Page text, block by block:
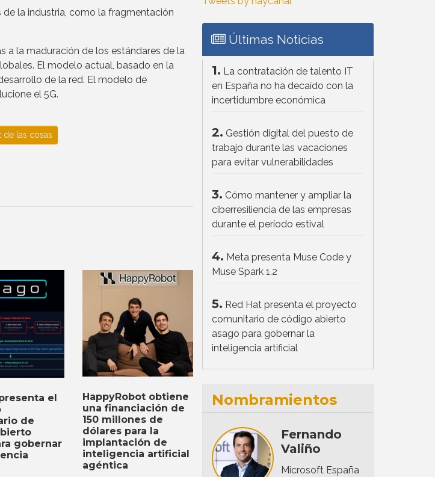
la industria, como la fragmentación
a la maduración de los estándares de la
El modelo actual, basado en la
de la red. El modelo de
el 5G.
de las cosas
el
de
gobernar
HappyRobot obtiene
una financiación de
150 millones de
dólares para la
implantación de
inteligencia artificial
agéntica
Últimas Noticias
1. La contratación de talento IT
en España no ha decaído con la
incertidumbre económica
2. Gestión digital del puesto de
trabajo durante las vacaciones
para evitar vulnerabilidades
3. Cómo mantener y ampliar la
ciberresiliencia de las empresas
durante el período estival
4. Meta presenta Muse Code y
Muse Spark 1.2
5. Red Hat presenta el proyecto
comunitario de código abierto
asago para gobernar la
inteligencia artificial
Nombramientos
Fernando
Valiño
Microsoft España